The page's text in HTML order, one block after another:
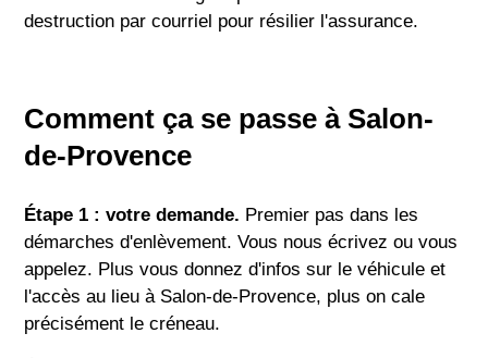
destruction par courriel pour résilier l'assurance.
Comment ça se passe à Salon-
de-Provence
Étape 1 : votre demande. Premier pas dans les
démarches d'enlèvement. Vous nous écrivez ou vous
appelez. Plus vous donnez d'infos sur le véhicule et
l'accès au lieu à Salon-de-Provence, plus on cale
précisément le créneau.